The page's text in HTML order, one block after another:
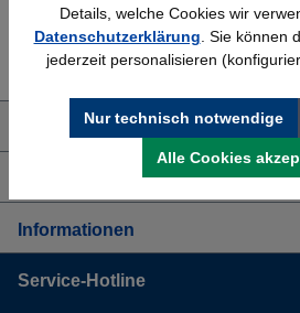
Erfahrung
Bewährt seit 1958
Über uns
Informationen
Service-Hotline
Details, welche Cookies wir
Datenschutzerklärung . Sie können
jederzeit personalisieren
Nur technisch notwendige
Alle Cookies